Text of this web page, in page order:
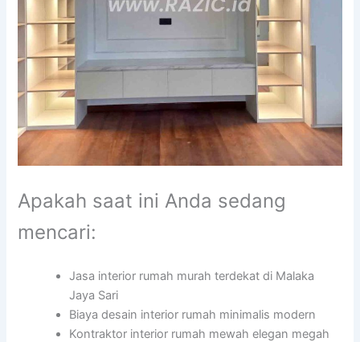
Apakah saat ini Anda sedang
mencari:
Jasa interior rumah murah terdekat di Malaka
Jaya Sari
Biaya desain interior rumah minimalis modern
Kontraktor interior rumah mewah elegan megah